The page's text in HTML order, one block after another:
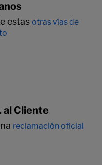
estas otras vías de
al Cliente
reclamación oficial